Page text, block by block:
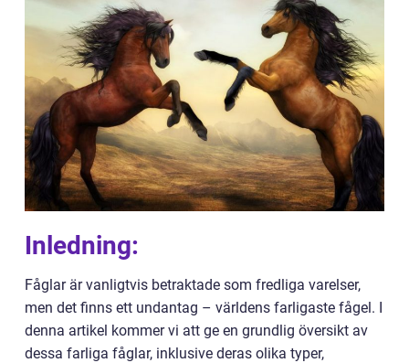
Inledning:
Fåglar är vanligtvis betraktade som fredliga varelser,
men det finns ett undantag – världens farligaste fågel. I
denna artikel kommer vi att ge en grundlig översikt av
dessa farliga fåglar, inklusive deras olika typer,